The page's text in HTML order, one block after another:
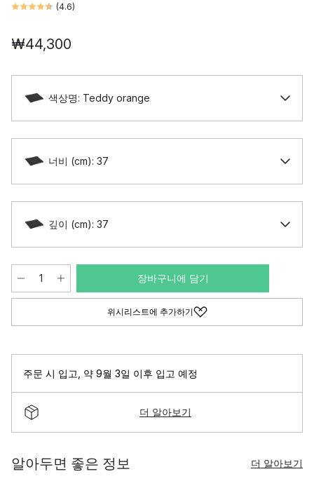
(4.6)
₩44,300
색상명: Teddy orange
너비 (cm): 37
깊이 (cm): 37
장바구니에 담기
위시리스트에 추가하기
주문 시 입고 약 9월 3일 이후 입고 예정
더 알아보기
알아두면 좋은 정보 더 알아보기